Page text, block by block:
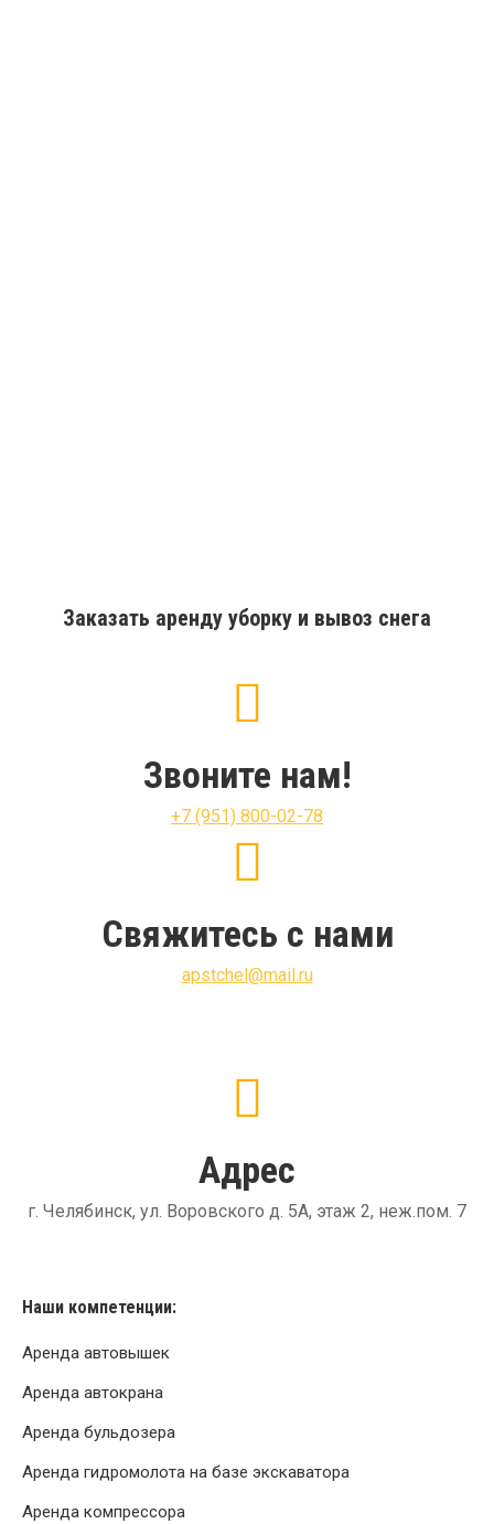
Заказать аренду уборку и вывоз снега
Звоните нам!
+7 (951) 800-02-78
Свяжитесь с нами
apstchel@mail.ru
Адрес
г. Челябинск, ул. Воровского д. 5А, этаж 2, неж.пом. 7
Наши компетенции:
Аренда автовышек
Аренда автокрана
Аренда бульдозера
Аренда гидромолота на базе экскаватора
Аренда компрессора